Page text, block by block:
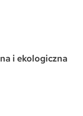
i ekologiczna